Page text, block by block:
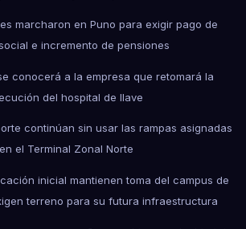
marcharon en Puno para exigir pago de
e incremento de pensiones
conocerá a la empresa que retomará la
del hospital de Ilave
continúan sin usar las rampas asignadas
en el Terminal Zonal Norte
inicial mantienen toma del campus de
terreno para su futura infraestructura